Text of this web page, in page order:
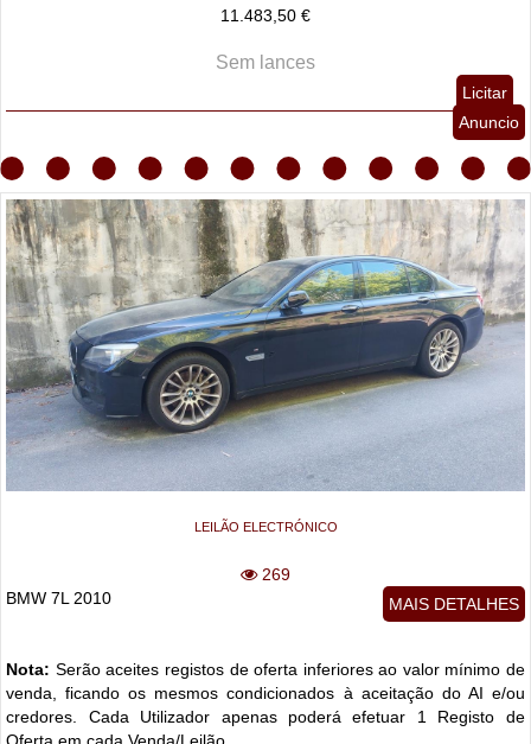
11.483,50 €
Sem lances
Licitar
Anuncio
LEILÃO ELECTRÓNICO
269
MAIS DETALHES
BMW 7L 2010
Nota: Serão aceites registos de oferta inferiores ao valor mínimo de
venda, ficando os mesmos condicionados à aceitação do AI e/ou
credores. Cada Utilizador apenas poderá efetuar 1 Registo de